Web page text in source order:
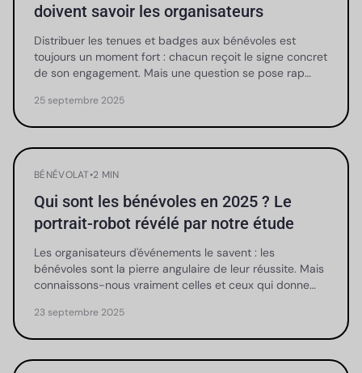
doivent savoir les organisateurs
Distribuer les tenues et badges aux bénévoles est
toujours un moment fort : chacun reçoit le signe concret
de son engagement. Mais une question se pose rap…
25 septembre 2025
BÉNÉVOLAT•2 MIN
Qui sont les bénévoles en 2025 ? Le
portrait-robot révélé par notre étude
Les organisateurs d'événements le savent : les
bénévoles sont la pierre angulaire de leur réussite. Mais
connaissons-nous vraiment celles et ceux qui donne…
23 septembre 2025